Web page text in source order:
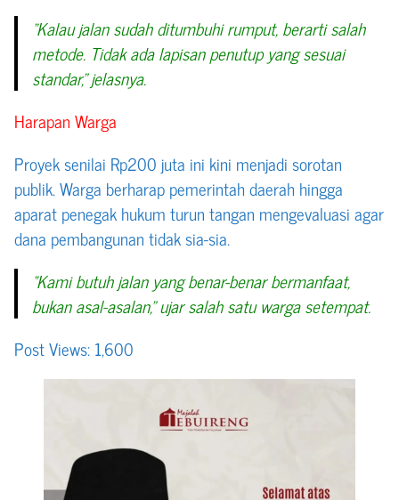
“Kalau jalan sudah ditumbuhi rumput, berarti salah
metode. Tidak ada lapisan penutup yang sesuai
standar,” jelasnya.
Harapan Warga
Proyek senilai Rp200 juta ini kini menjadi sorotan
publik. Warga berharap pemerintah daerah hingga
aparat penegak hukum turun tangan mengevaluasi agar
dana pembangunan tidak sia-sia.
“Kami butuh jalan yang benar-benar bermanfaat,
bukan asal-asalan,” ujar salah satu warga setempat.
Post Views:1,600